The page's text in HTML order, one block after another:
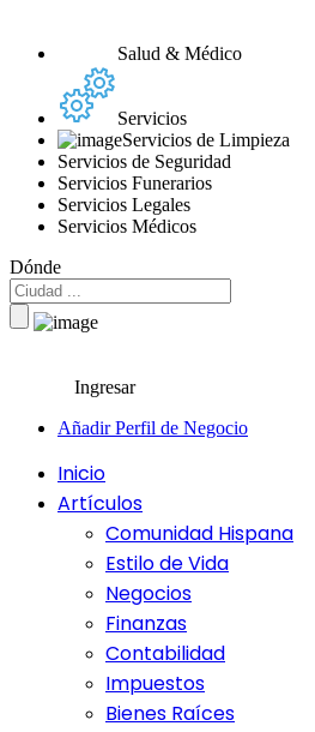
Salud & Médico
Servicios
Servicios de Limpieza
Servicios de Seguridad
Servicios Funerarios
Servicios Legales
Servicios Médicos
Dónde
Ingresar
Añadir Perfil de Negocio
Inicio
Artículos
Comunidad Hispana
Estilo de Vida
Negocios
Finanzas
Contabilidad
Impuestos
Bienes Raíces